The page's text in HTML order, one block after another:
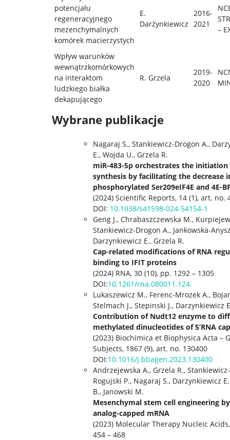
potencjału
regeneracyjnego
mezenchymalnych
komórek macierzystych
E.
Darżynkiewicz
2016-
2021
–
Wpływ warunków
wewnątrzkomórkowych
na interaktom
ludzkiego białka
dekapującego
R. Grzela
2019-
2020
Wybrane publikacje
Nagaraj S., Stankiewicz-Drogon A.,
E., Wojda U., Grzela R.
miR-483-5p orchestrates the
synthesis by facilitating the decrease
phosphorylated Ser209eIF4E and 4E-
(2024) Scientific Reports, 14 (1), art. no.
DOI: 10.1038/s41598-024-54154-1
Geng J., Chrabaszczewska M.,
Stankiewicz-Drogon A., Jankowska-
Darzynkiewicz E., Grzela R.
Cap-related modifications of RNA
binding to IFIT proteins
(2024) RNA, 30 (10), pp. 1292 – 1305
DOI:10.1261/rna.080011.124
Lukaszewicz M., Ferenc-Mrozek A.,
Stelmach J., Stepinski J., Darzynkiewicz
Contribution of Nudt12 enzyme to
methylated dinucleotides of 5’RNA
(2023) Biochimica et Biophysica Acta –
Subjects, 1867 (9), art. no. 130400
DOI:10.1016/j.bbagen.2023.130400
Andrzejewska A., Grzela R.,
Rogujski P., Nagaraj S., Darzynkiewicz
B., Janowski M.
Mesenchymal stem cell engineering by
analog-capped mRNA
(2023) Molecular Therapy Nucleic
454 – 468